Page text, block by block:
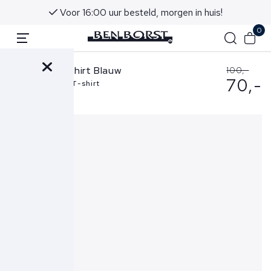
Voor 16:00 uur besteld, morgen in huis!
0
FLÂNEUR T-shirt Blauw
Essential Logo T-shirt
100,-
70,-